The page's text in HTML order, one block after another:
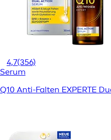
4,7(356)
Serum
Q10 Anti-Falten EXPERTE